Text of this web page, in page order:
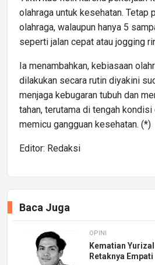
olahraga untuk kesehatan. Tetap
olahraga, walaupun hanya 5
seperti jalan cepat atau jogging
Ia menambahkan, kebiasaan
dilakukan secara rutin diyakini
menjaga kebugaran tubuh dan
tahan, terutama di tengah kondisi
memicu gangguan kesehatan. (*)
Editor: Redaksi
Baca Juga
OPINI
Kematian
Retaknya Empati